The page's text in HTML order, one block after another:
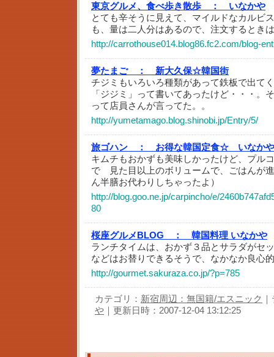
東京グルメ、食べ歩き散歩 ：
いなかや
とても辛そうに見えて、マイルドなカルビ
も、量は二人分はあるので、注文するとき
http://carrothouse014.blog86.fc2.com/blog-
夢たまご ：
新大久保☆韓国街
チジミもいろいろ種類があって鉄板で出て
「ジジミ」って書いてあったけど・・・。
って店員さんが言ってた。。
http://yumetamago.blog.shinobi.jp/Entry/5/
旅ゴハン ：
お得な韓国定食☆ いなか
キムチもおかずも美味しかったけど、プル
で 見た目以上のボリュームで、ごはん
ん半膳お代わりしちゃったよ）
http://blog.goo.ne.jp/carpincho/e/
80
桜座グルメBLOG ：
韓国料理 いなかや
ランチタイムは、おかず３品とサラダがセ
などはお替りできるそうで、なかなか良心
http://gourmet.sakuraza.co.jp/?p=785
カテゴリ： 新宿周辺：無国籍/エスニック
や ｜更新日時：2007-12-04 13:12:25